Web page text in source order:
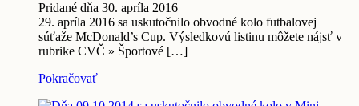
Pridané dňa 30. apríla 2016
29. apríla 2016 sa uskutočnilo obvodné kolo futbalovej
súťaže McDonald’s Cup. Výsledkovú listinu môžete nájsť v
rubrike CVČ » Športové […]
Pokračovať